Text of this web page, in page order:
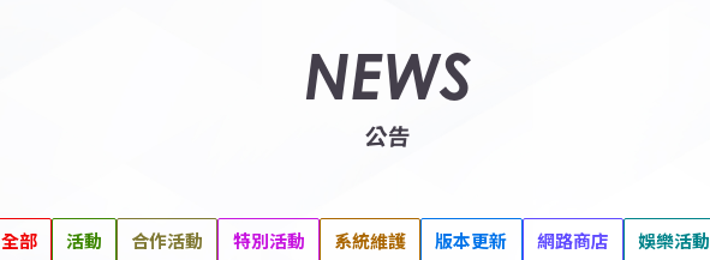
NEWS
公告
全部 活動 合作活動 特別活動 系統維護 版本更新 網路商店 娛樂活動